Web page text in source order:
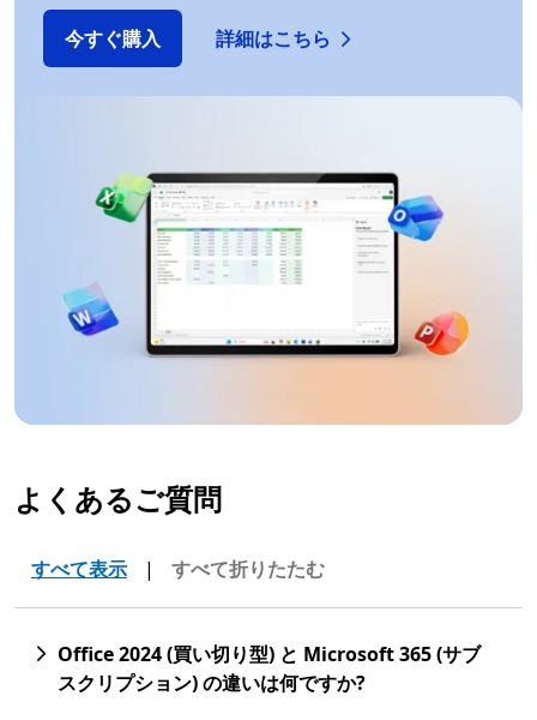
今すぐ購入 詳細はこちら
よくあるご質問
すべて表示 | すべて折りたたむ
Office 2024 (買い切り型) と Microsoft 365 (サブ
スクリプション) の違いは何ですか?